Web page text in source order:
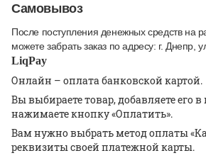
Самовывоз
После поступления денежных средств на
можете забрать заказ по адресу: г. Днепр,
LiqPay
Онлайн – оплата банковской картой.
Вы выбираете товар, добавляете его в
нажимаете кнопку «Оплатить».
Вам нужно выбрать метод оплаты
реквизиты своей платежной карты.